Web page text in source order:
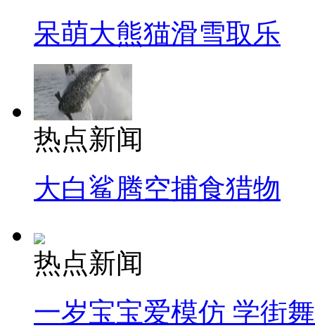
呆萌大熊猫滑雪取乐
热点新闻
大白鲨腾空捕食猎物
热点新闻
一岁宝宝爱模仿 学街